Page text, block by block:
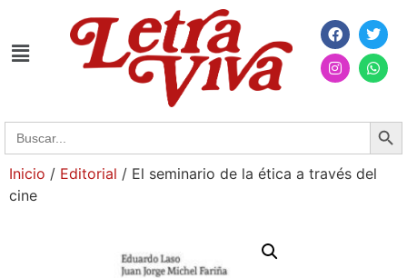
Search
for:
Inicio / Editorial / El seminario de la ética a través del
cine